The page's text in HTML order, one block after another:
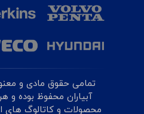
تمامی حقوق مادی و
آبیاران محفوظ بوده و
محصولات و کاتالوگ های